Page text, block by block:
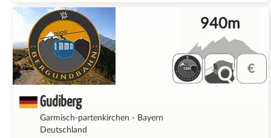
Gudiberg
Garmisch-partenkirchen - Bayern
Deutschland
940m